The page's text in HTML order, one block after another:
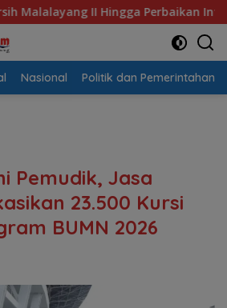
Perbaikan Infrastruktur
Nasional Politik dan Pemerintahan
Pemudik, Jasa
23.500 Kursi
BUMN 2026